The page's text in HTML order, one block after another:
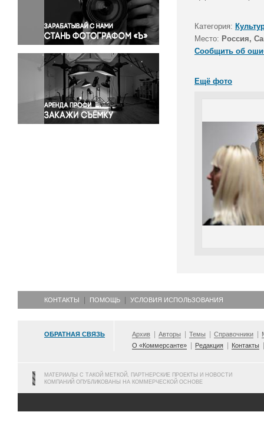
Правосудие
Происшествия и конфликты
Религия
Светская жизнь
Спорт
Экология
Экономика и бизнес
Категория:
Место: Россия,
Сообщить об
Ещё фото
КОНТАКТЫ ПОМОЩЬ УСЛОВИЯ ИСПОЛЬЗОВАНИЯ
ОБРАТНАЯ СВЯЗЬ Архив Авторы Темы Справочники
О «Коммерсанте»
Редакция Контакты
МАТЕРИАЛЫ С ТАКОЙ МЕТКОЙ, ПАРТНЕРСКИЕ ПРОЕКТЫ И НОВОСТИ
КОМПАНИЙ ОПУБЛИКОВАНЫ НА КОММЕРЧЕСКОЙ ОСНОВЕ